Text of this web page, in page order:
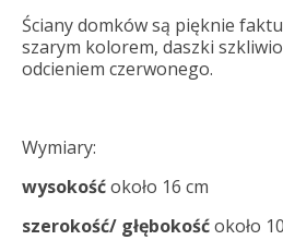
Ściany domków są pięknie
szarym kolorem, daszki
odcieniem czerwonego.
Wymiary:
wysokośćokoło 16 cm
szerokość/ głębokośćokoło